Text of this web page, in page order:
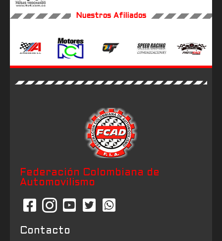
2029942752486830247
Nuestros Afiliados
Federación Colombiana de
Automovilismo
Contacto